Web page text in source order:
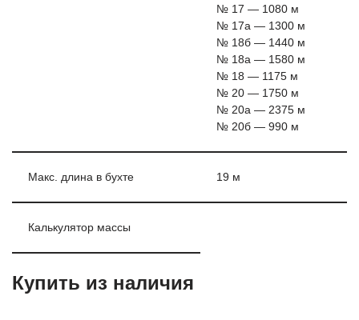
№ 17 — 1080 м
№ 17а — 1300 м
№ 18б — 1440 м
№ 18а — 1580 м
№ 18 — 1175 м
№ 20 — 1750 м
№ 20а — 2375 м
№ 20б — 990 м
Макс. длина в бухте 19 м
Калькулятор массы
Купить из наличия